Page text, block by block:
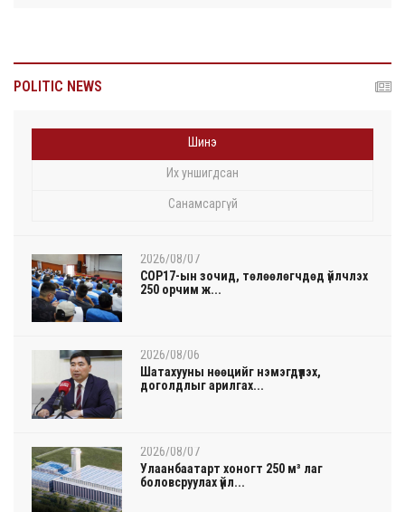
POLITIC NEWS
Шинэ
Их уншигдсан
Санамсаргүй
2026/08/07
COP17-ын зочид, төлөөлөгчдөд үйлчлэх
250 орчим ж...
2026/08/06
Шатахууны нөөцийг нэмэгдүүлэх,
доголдлыг арилгах...
2026/08/07
Улаанбаатарт хоногт 250 м³ лаг
боловсруулах үйл...